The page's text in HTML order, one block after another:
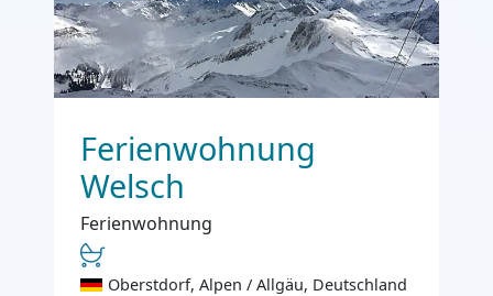
Ferienwohnung
Welsch
Ferienwohnung
Oberstdorf, Alpen / Allgäu, Deutschland